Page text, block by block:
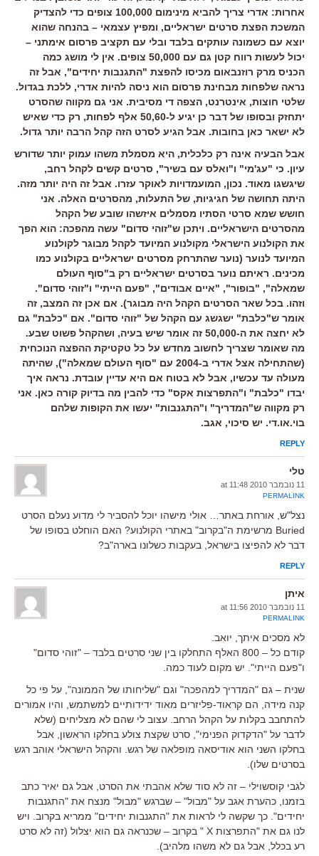
אחרות: אדרי צריך להביא מינימום 100,000 צופים כדי להצדיק
המשכת הפצת סרטים ישראליים, ומפיץ עצמאי – בהנחה שהוא
יוצא עם כשמונה עותקים בלבד ובלי עם תקציב פרסום אימתני –
יכול לעשות רווח קטן גם עם 50,000 צופים. אין לי מושג כמה
הכניס מרק רוזנבאום מכיסו להפצת "התגנבות יחידים", אבל זה
נראה שלפחות מבחינת פרסום הוא ניסה להיות אדרי, ללכת בגדול.
שלטי חוצות, אינטרנט, הצפה די מסיבית. אני גם מקווה שהסרט
יתחזק ובסופו של דבר כן יגיע ל-50,60 אלף לפחות, רק כדי שאיש
לא ישאר כאן בחובות. אבל הגיע לסרט הזה קהל הרבה יותר גדול.
אבל הבעיה אינה רק כלכלית, היא מסמלת משהו עמוק יותר שדורש
עיון. כי "עג'מי" ו"ואלס עם בשיר", סרטים קשים לקהל רחב,
שיגשגו מאוד. נכון, המועמדויות לאוקר עזרו. אבל זה היה יותר מזה.
היתה תחושה של חגיגיות, של התעלות, מהסרטים האלה. אני
חושש שמא סרטי הסתיו מסמלים איזשהו שובע של הקהל
מהסרטים הישראליים. ויתכן ש"זוהי סדום" עשה מהפכה: הוא הפך
את הקולנוע הישראלי מקולנוע המיועד לקהל מבוגר לקולנוע
המיועד לנוער (נוער שהתרחק מסרטים ישראליים בקולנוע כמו
מכינים. ראיתם נוער בסרטים ישראליים רק ב"סוף העולם
שמאלה", "בופור", "איים אבודים", "פעם הייתי" ו"זוהי סדום".
וזהו. בכל שאר הסרטים הקהל היה מבוגר). אם אכן זה המצב, זה
אומר ש"כלבת" ישגשג עם הקהל של "זוהי סדום". אם "כלבת" גם
לא יחצה את ה-50,000 זה אומר שיש בעיה, ושהקהל פשוט שבע.
מה שאומר שצריך לחשוב מחדש על כל טקטיקת ההפצה הנוכחית
(שהתחילה אצל אדרי ב-2004 עם "סוף העולם שמאלה"), שהיתה
מעולה עד עכשיו, אבל לא בטוח אם היא עדיין עובדת. נראה איך
יבדו "כלבת" ו"התפרצות אקס" כדי להבין מה בדיוק קורה כאן. אני
רק מקווה ש"המדריך" ו"התגנבות" יעשו את הקופות שלהם
בוי.או.די. יש סיכוי, אגב.
REPLY
טלי
11 נובמבר 2010 at 11:48
PERMALINK
נצל"ש, אורחת באתר… אולי מישהו יוכל להסביר לי מדוע נעלם הסרט
Buried מרשימת ה"בקרוב" באתרי הקולנוע? האם הוחלט בסופו של
דבר לא להפיצו בישראל, בעקבות כשלונו בארה"ב?
REPLY
איתן
11 נובמבר 2010 at 11:56
PERMALINK
לא מסכים איתך, יואב.
קודם כל – 800 האלף התחלקו בין שני סרטים בלבד – "זוהי סדום"
ו"פעם הייתי". יש מקום לעוד כמה.
שנית – גם "המדריך למהפכה" וגם "שליחותו של הממונה", על פי כל
קנה מידה, הם קראוד-פליזרים מאוד ידידותיים למשתמש, והיו אמורים
להתחבב בקלות על הקהל הרחב. עצוב לי שהם לא מצליחים (שלא
לדבר על "הדקדוק הפנימי", סרט שקצת צולע בחלקו הראשון, אבל
בחלקו השני הוא אודיסאה מופלאה של רגש. והקהל הישראלי אוהב רגש
בסרטים שלו).
לגבי קוסשוילי – זה לא סוד שלא אהבתי את הסרט, אבל גם יאיר כתב
בזמנו, כהערת אגב על "מבול" – שברגש "מבול" מנצח את "התגנבות
יחידים". כך שקשה לי לראות את "התגנבות יחידים" ממריא בקרוב. ויש
לנו גם את "התפרצות X " בקרוב – שכנראה גם הוא יצלול (זה לא סרט
רע בכלל, אבל גם לא משהו מלהיב).